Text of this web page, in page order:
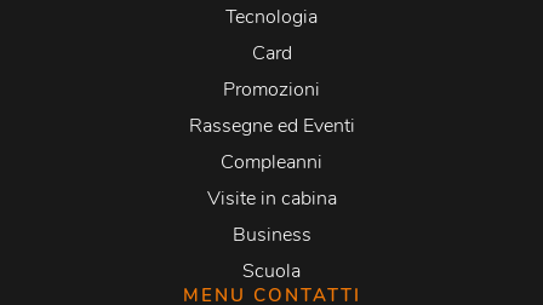
Tecnologia
Card
Promozioni
Rassegne ed Eventi
Compleanni
Visite in cabina
Business
Scuola
MENU CONTATTI